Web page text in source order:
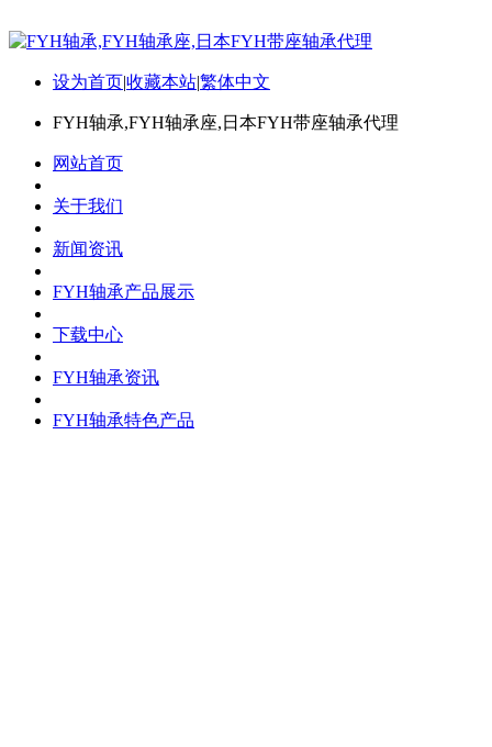
设为首页|收藏本站|繁体中文
FYH轴承,FYH轴承座,日本FYH带座轴承代理
网站首页
关于我们
新闻资讯
FYH轴承产品展示
下载中心
FYH轴承资讯
FYH轴承特色产品